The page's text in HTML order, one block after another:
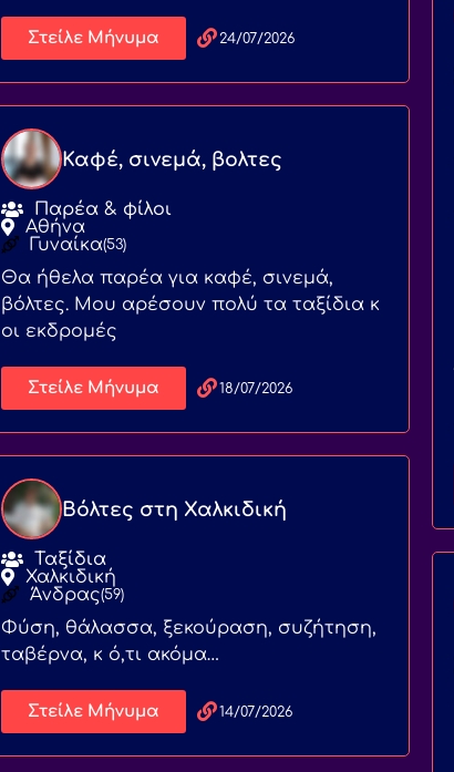
Στείλε Μήνυμα 24/07/2026
Καφέ, σινεμά, βολτες
Παρέα & φίλοι
Αθήνα
Γυναίκα(53)
Θα ήθελα παρέα για καφέ, σινεμά,
βόλτες. Μου αρέσουν πολύ τα ταξίδια κ
οι εκδρομές
Στείλε Μήνυμα 18/07/2026
Βόλτες στη Χαλκιδική
Ταξίδια
Χαλκιδική
Άνδρας(59)
Φύση, θάλασσα, ξεκούραση, συζήτηση,
ταβέρνα, κ ό,τι ακόμα…
Στείλε Μήνυμα 14/07/2026